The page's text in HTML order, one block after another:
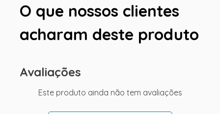
O que nossos clientes
acharam deste produto
Avaliações
Este produto ainda não tem avaliações